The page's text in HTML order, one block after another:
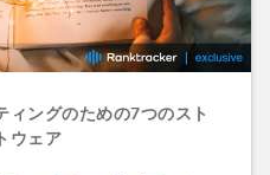
ィングのための7つのスト
ウェア